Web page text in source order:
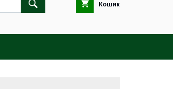
Кошик